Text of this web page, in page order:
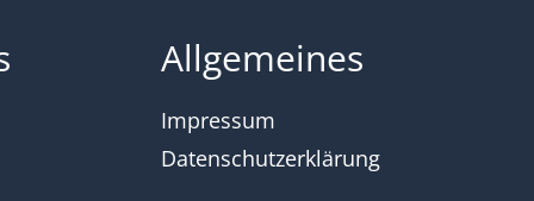
Allgemeines
Impressum
Datenschutzerklärung